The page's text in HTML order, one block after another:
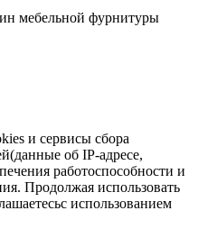
мебельной фурнитуры
и сервисы сбора
об IP-адресе,
работоспособности и
Продолжая использовать
использованием